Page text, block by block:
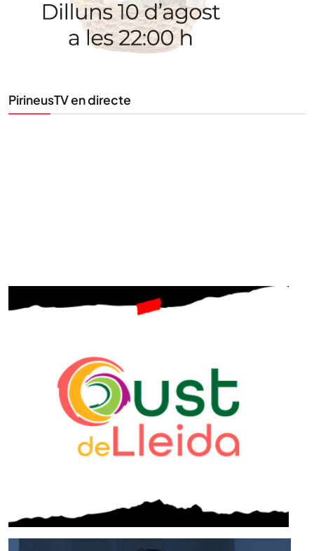
PirineusTV en directe
Uneix-te al nostre butlletí
Tota l’actualitat, seleccionada i enviada directament
al teu correu. Subscriu-te al nostre butlletí i segueix